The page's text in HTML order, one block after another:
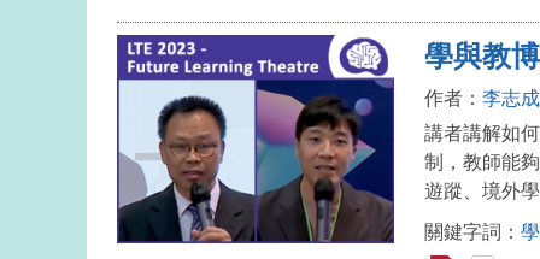
學與教
作者： 李志
講者講解如
制，教師能
遊蹤、境外
關鍵字詞：